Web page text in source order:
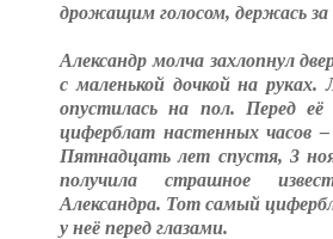
дрожащим голосом, держась за
Александр молча захлопнул
с маленькой дочкой на
опустилась на пол. Перед её
циферблат настенных часов
Пятнадцать лет спустя, 3
получила страшное
Александра. Тот самый
у неё перед глазами.